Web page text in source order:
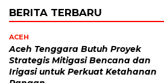
BERITA TERBARU
ACEH
Aceh Tenggara Butuh Proyek
Strategis Mitigasi Bencana dan
Irigasi untuk Perkuat Ketahanan